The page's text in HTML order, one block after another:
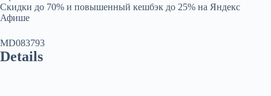
Скидки до 70% и повышенный кешбэк до 25% на Яндекс
Афише
MD083793
Details